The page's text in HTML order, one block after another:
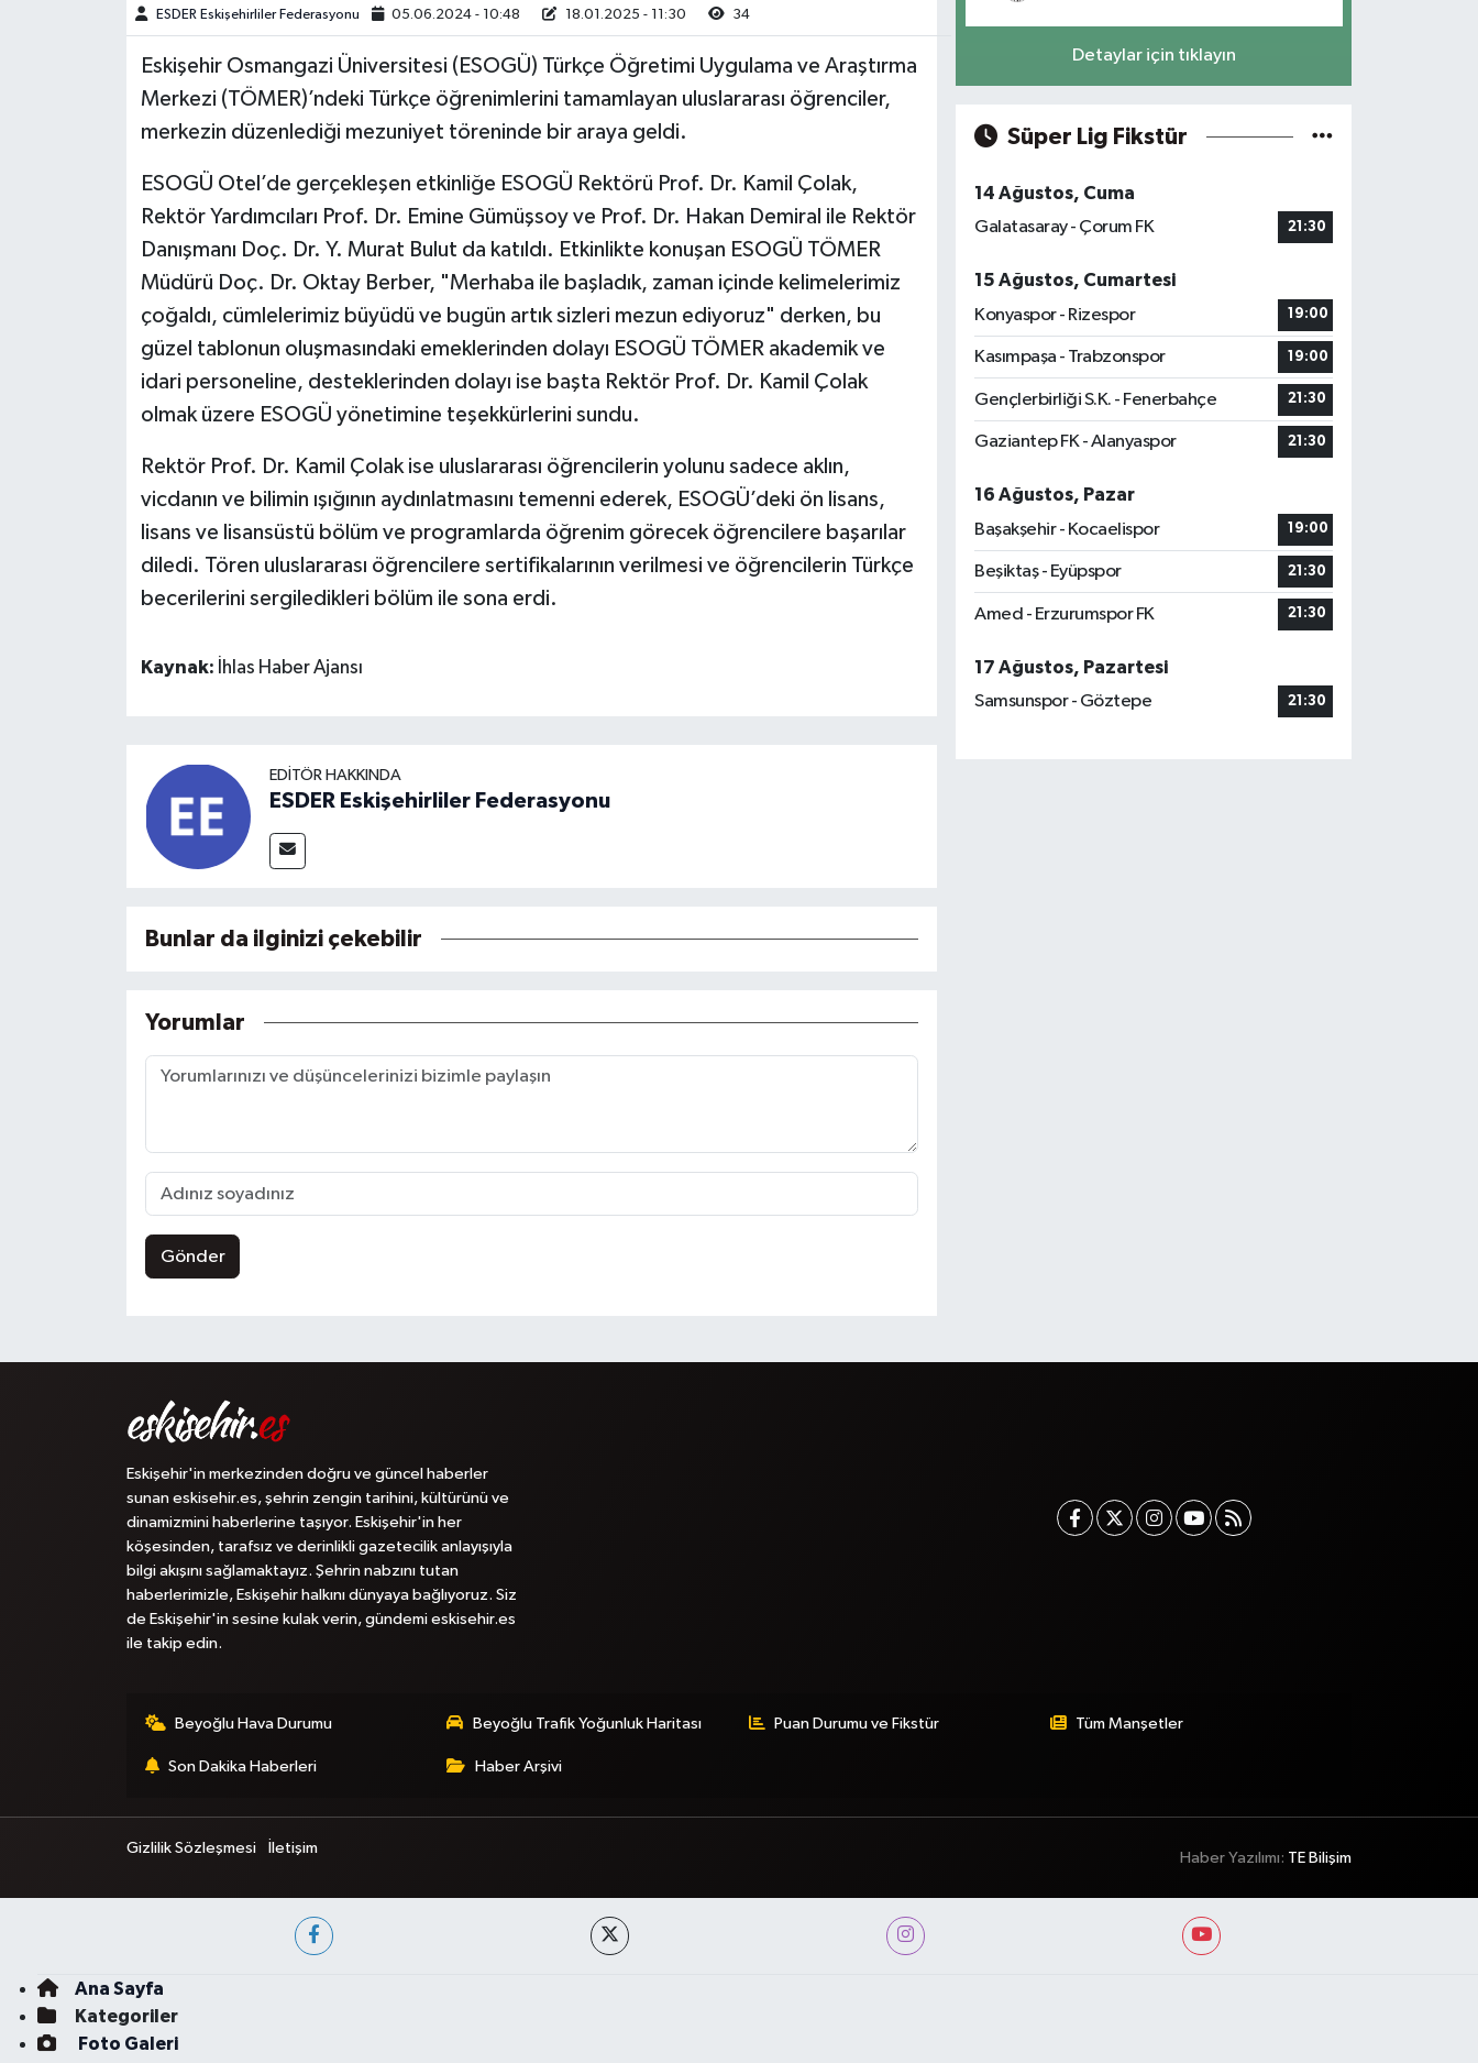
ESDER Eskişehirliler Federasyonu 05.06.2024 - 10:48 18.01.2025 - 11:30 34
Eskişehir Osmangazi Üniversitesi (ESOGÜ) Türkçe Öğretimi Uygulama ve Araştırma
Merkezi (TÖMER)’ndeki Türkçe öğrenimlerini tamamlayan uluslararası öğrenciler,
merkezin düzenlediği mezuniyet töreninde bir araya geldi.
ESOGÜ Otel’de gerçekleşen etkinliğe ESOGÜ Rektörü Prof. Dr. Kamil Çolak,
Rektör Yardımcıları Prof. Dr. Emine Gümüşsoy ve Prof. Dr. Hakan Demiral ile Rektör
Danışmanı Doç. Dr. Y. Murat Bulut da katıldı. Etkinlikte konuşan ESOGÜ TÖMER
Müdürü Doç. Dr. Oktay Berber, "Merhaba ile başladık, zaman içinde kelimelerimiz
çoğaldı, cümlelerimiz büyüdü ve bugün artık sizleri mezun ediyoruz" derken, bu
güzel tablonun oluşmasındaki emeklerinden dolayı ESOGÜ TÖMER akademik ve
idari personeline, desteklerinden dolayı ise başta Rektör Prof. Dr. Kamil Çolak
olmak üzere ESOGÜ yönetimine teşekkürlerini sundu.
Rektör Prof. Dr. Kamil Çolak ise uluslararası öğrencilerin yolunu sadece aklın,
vicdanın ve bilimin ışığının aydınlatmasını temenni ederek, ESOGÜ’deki ön lisans,
lisans ve lisansüstü bölüm ve programlarda öğrenim görecek öğrencilere başarılar
diledi. Tören uluslararası öğrencilere sertifikalarının verilmesi ve öğrencilerin Türkçe
becerilerini sergiledikleri bölüm ile sona erdi.
Kaynak: İhlas Haber Ajansı
EDITÖR HAKKINDA
ESDER Eskişehirliler Federasyonu
Bunlar da ilginizi çekebilir
Yorumlar
Gönder
Detaylar için tıklayın
Süper Lig Fikstür
14 Ağustos, Cuma
Galatasaray - Çorum FK
21:30
15 Ağustos, Cumartesi
Konyaspor - Rizespor
19:00
Kasımpaşa - Trabzonspor 19:00
Gençlerbirliği S.K. - Fenerbahçe 21:30
Gaziantep FK - Alanyaspor 21:30
16 Ağustos, Pazar
Başakşehir - Kocaelispor
19:00
Beşiktaş - Eyüpspor 21:30
Amed - Erzurumspor FK 21:30
17 Ağustos, Pazartesi
Samsunspor - Göztepe
21:30
Eskişehir'in merkezinden doğru ve güncel haberler
sunan eskisehir.es, şehrin zengin tarihini, kültürünü ve
dinamizmini haberlerine taşıyor. Eskişehir'in her
köşesinden, tarafsız ve derinlikli gazetecilik anlayışıyla
bilgi akışını sağlamaktayız. Şehrin nabzını tutan
haberlerimizle, Eskişehir halkını dünyaya bağlıyoruz. Siz
de Eskişehir'in sesine kulak verin, gündemi eskisehir.es
ile takip edin.
Beyoğlu Hava Durumu Beyoğlu Trafik Yoğunluk Haritası Puan Durumu ve Fikstür Tüm Manşetler
Son Dakika Haberleri Haber Arşivi
Gizlilik Sözleşmesi İletişim
Haber Yazılımı: TE Bilişim
Ana Sayfa
Kategoriler
Foto Galeri